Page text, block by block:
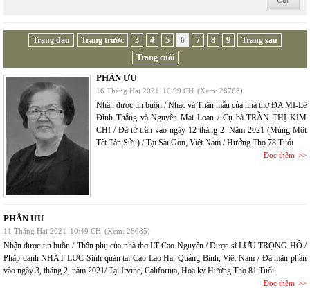
Trang đầu Trang trước 3 4 5 6 7 8 9
Trang sau
Trang cuối
PHÂN ƯU
16 Tháng Hai 2021 10:09 CH (Xem: 28768)
Nhận được tin buồn / Nhạc và Thân mẫu của nhà thơ ĐA MI-Lê
Đình Thắng và Nguyễn Mai Loan / Cụ bà TRẦN THỊ KIM
CHI / Đã từ trần vào ngày 12 tháng 2- Năm 2021 (Mùng Một
Tết Tân Sửu) / Tại Sài Gòn, Việt Nam / Hưởng Thọ 78 Tuổi
Đọc thêm
PHÂN ƯU
11 Tháng Hai 2021 10:49 CH (Xem: 28085)
Nhận được tin buồn / Thân phụ của nhà thơ LT Cao Nguyên / Dược sĩ LƯU TRỌNG HỒ /
Pháp danh NHẬT LỰC Sinh quán tại Cao Lao Hạ, Quảng Bình, Việt Nam / Đã mãn phần
vào ngày 3, tháng 2, năm 2021/ Tại Irvine, California, Hoa kỳ Hưởng Thọ 81 Tuổi
Đọc thêm